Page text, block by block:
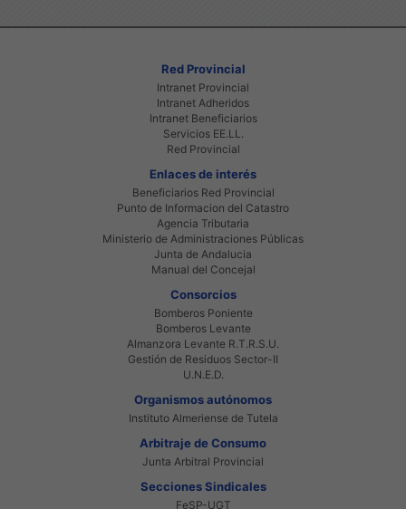
Red Provincial
Intranet Provincial
Intranet Adheridos
Intranet Beneficiarios
Servicios EE.LL.
Red Provincial
Enlaces de interés
Beneficiarios Red Provincial
Punto de Informacion del Catastro
Agencia Tributaria
Ministerio de Administraciones Públicas
Junta de Andalucia
Manual del Concejal
Consorcios
Bomberos Poniente
Bomberos Levante
Almanzora Levante R.T.R.S.U.
Gestión de Residuos Sector-II
U.N.E.D.
Organismos autónomos
Instituto Almeriense de Tutela
Arbitraje de Consumo
Junta Arbitral Provincial
Secciones Sindicales
FeSP-UGT